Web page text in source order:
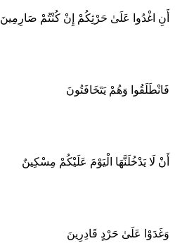
أَنِ اغْدُوا عَلَىٰ حَرْثِكُمْ إِنْ كُنْتُمْ صَارِمِينَ
فَانْطَلَقُوا وَهُمْ يَتَخَافَتُونَ
أَنْ لَا يَدْخُلَنَّهَا الْيَوْمَ عَلَيْكُمْ مِسْكِينٌ
وَغَدَوْا عَلَىٰ حَرْدٍ قَادِرِينَ